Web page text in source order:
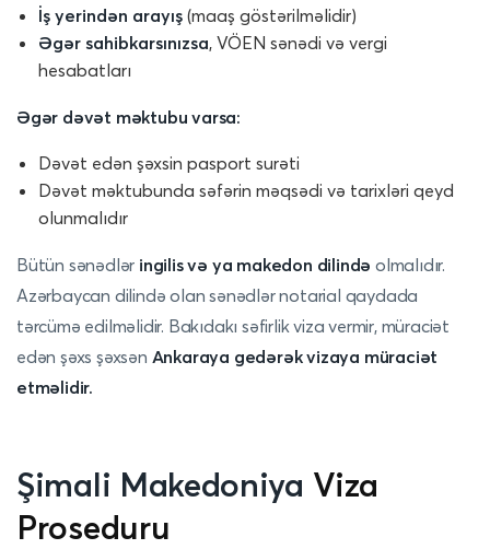
İş yerindən arayış (maaş göstərilməlidir)
Əgər sahibkarsınızsa, VÖEN sənədi və vergi
hesabatları
Əgər dəvət məktubu varsa:
Dəvət edən şəxsin pasport surəti
Dəvət məktubunda səfərin məqsədi və tarixləri qeyd
olunmalıdır
Bütün sənədlər ingilis və ya makedon dilində olmalıdır.
Azərbaycan dilində olan sənədlər notarial qaydada
tərcümə edilməlidir. Bakıdakı səfirlik viza vermir, müraciət
edən şəxs şəxsən Ankaraya gedərək vizaya müraciət
etməlidir.
Şimali Makedoniya Viza
Proseduru